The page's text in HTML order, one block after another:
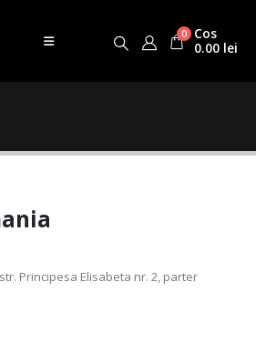
0
Cos
0.00 lei
Principesa Elisabeta nr. 2, parter